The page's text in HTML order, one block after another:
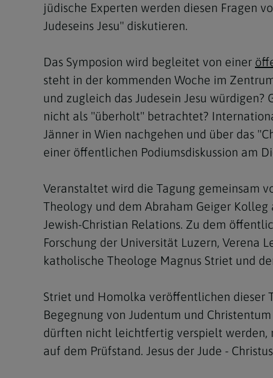
Mariä
jüdische Experten werden diesen Fragen
Judeseins Jesu" diskutieren.
Das Symposion wird begleitet von einer
steht in der kommenden Woche im
und zugleich das Judesein Jesu würdigen?
nicht als "überholt" betrachtet?
Jänner in Wien nachgehen und über das
einer öffentlichen Podiumsdiskussion am
Veranstaltet wird die Tagung gemeinsam
Theology und dem Abraham Geiger
Jewish-Christian Relations. Zu dem
Forschung der Universität Luzern, Verena
katholische Theologe Magnus Striet und
Striet und Homolka veröffentlichen dieser
Begegnung von Judentum und
dürften nicht leichtfertig verspielt werden,
auf dem Prüfstand. Jesus der Jude -